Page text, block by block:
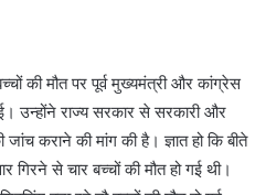
की मौत पर पूर्व मुख्यमंत्री और कांग्रेस
उन्होंने राज्य सरकार से सरकारी और
कराने की मांग की है। ज्ञात हो कि बीते
गिरने से चार बच्चों की मौत हो गई थी।